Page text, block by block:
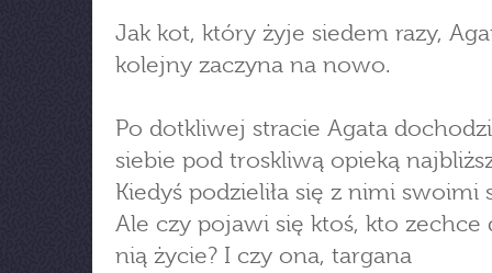
Jak kot, który żyje siedem razy,
kolejny zaczyna na nowo.
Po dotkliwej stracie Agata
siebie pod troskliwą opieką
Kiedyś podzieliła się z nimi swoimi
Ale czy pojawi się ktoś, kto zechce
nią życie? I czy ona, targana